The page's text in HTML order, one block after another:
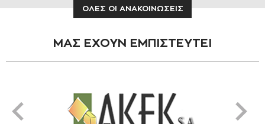
ΌΛΕΣ ΟΙ ΑΝΑΚΟΙΝΏΣΕΙΣ
ΜΑΣ ΕΧΟΥΝ ΕΜΠΙΣΤΕΥΤΕΙ